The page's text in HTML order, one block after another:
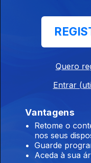
Quero
Entrar
Vantagens
Retome o
nos seus
Guarde
Aceda à sua